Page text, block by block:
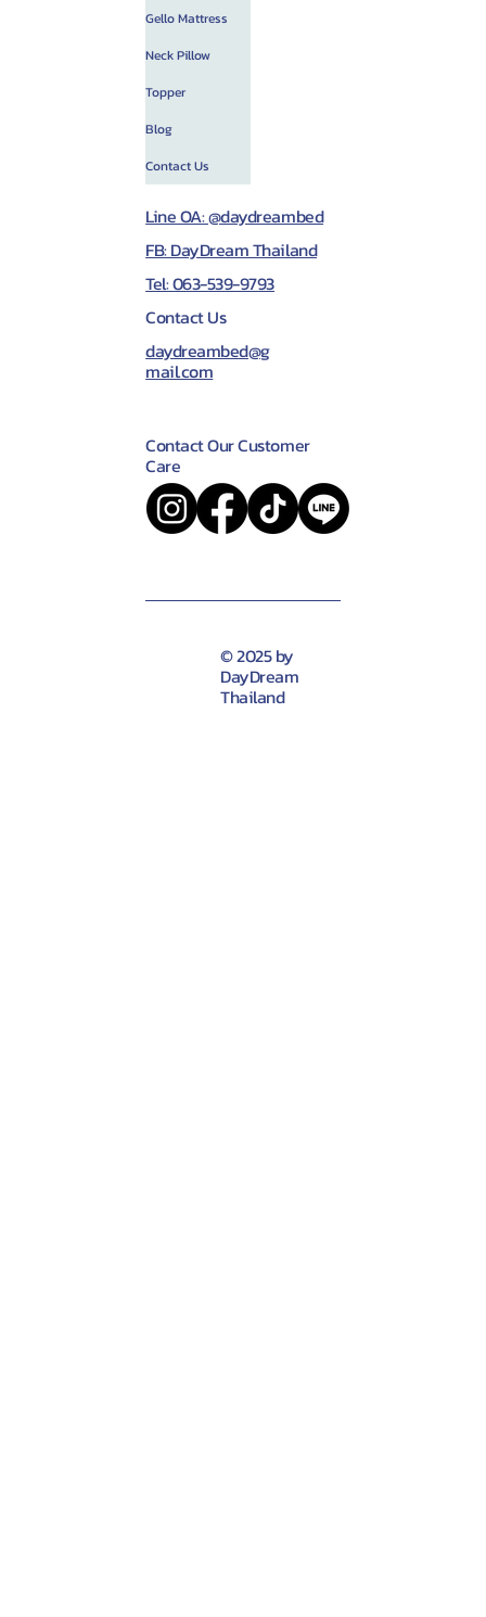
Gello Mattress
Neck Pillow
Topper
Blog
Contact Us
Contact Us
Line OA: @daydreambed
FB: DayDream Thailand
Tel: 063-539-9793
daydreambed@g
mail.com
Contact Our Customer
Care
© 2025 by
DayDream
Thailand